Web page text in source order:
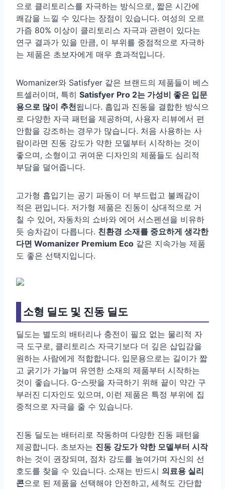
으로 클리토리스를 자극하는 방식으로, 짧은 시간에
쾌감을 느낄 수 있다는 장점이 있습니다. 여성의 오르
가즘 80% 이상이 클리토리스 자극과 관련이 있다는
연구 결과가 있을 만큼, 이 부위를 중점적으로 자극하
는 제품은 초보자에게 매우 효과적입니다.
Womanizer와 Satisfyer 같은 브랜드의 제품들이 베스
트셀러이며, 특히 Satisfyer Pro 2는 가성비 좋은 입문
용으로 많이 추천됩니다. 흡입과 진동을 결합한 방식으
로 다양한 자극 패턴을 제공하며, 사용자 리뷰에서 편
안함을 강조하는 경우가 많습니다. 처음 사용하는 사
람이라면 진동 강도가 약한 모델부터 시작하는 것이
좋으며, 소형이고 귀여운 디자인의 제품들도 심리적
부담을 덜어줍니다.
고가형 흡입기는 공기 파동이 더 부드럽고 불쾌감이
적은 편입니다. 저가형 제품은 진동이 상대적으로 거
칠 수 있어, 자동차의 쇼바와 에어 서스펜션을 비유하
듯 승차감이 다릅니다. 친환경 소재를 중요하게 생각한
다면 Womanizer Premium Eco 같은 지속가능 제품
도 좋은 선택지입니다.
소형 딜도 및 진동 딜도
딜도는 별도의 배터리나 충전이 필요 없는 물리적 자
극 도구로, 클리토리스 자극기보다 더 깊은 삽입감을
원하는 사람에게 적합합니다. 입문용으로는 길이가 짧
고 굵기가 가늘며 유연한 소재의 제품부터 시작하는
것이 좋습니다. G-스팟을 자극하기 위해 끝이 약간 구
부러진 디자인도 있으며, 이런 제품은 특정 부위에 집
중적으로 자극을 줄 수 있습니다.
진동 딜도는 배터리로 작동하며 다양한 진동 패턴을
제공합니다. 초보자는 진동 강도가 약한 모델부터 시작
하는 것이 권장되며, 점차 강도를 높여가며 자신의 선
호도를 찾을 수 있습니다. 소재는 반드시 의료용 실리
콘으로 된 제품을 선택해야 안전하고, 세척도 간단합